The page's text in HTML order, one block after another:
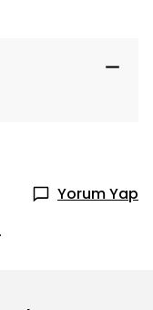
Yorum Yap